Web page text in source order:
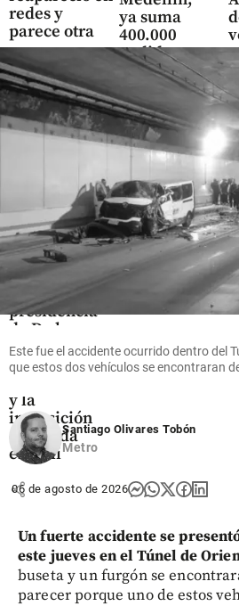
redes y
parece otra
share
ya suma
400.000
pedidos
semanales
negocios
share
Colombia
Comienza
presidencia
de De la
Espriella:
así fue el
y la
imposición
de banda
en Cali
share
Este fue el accidente ocurrido dentro del
que estos dos vehículos se encontraran
Santiago Olivares Tobón
Metro
06 de agosto de 2026
Un fuerte accidente se
este jueves en el Túnel de
buseta y un furgón se
parecer porque uno de estos